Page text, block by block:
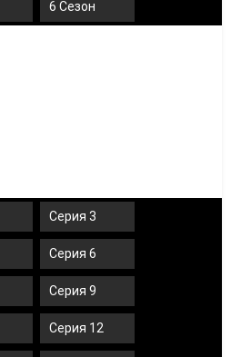
6 Сезон
Серия 3
Серия 6
Серия 9
Серия 12